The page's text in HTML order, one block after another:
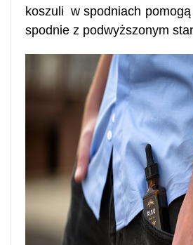
koszuli w spodniach
spodnie z podwyższonym